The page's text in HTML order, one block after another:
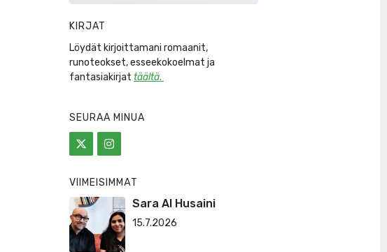
KIRJAT
Löydät kirjoittamani romaanit,
runoteokset, esseekokoelmat ja
fantasiakirjat täältä.
SEURAA MINUA
VIIMEISIMMÄT
Sara Al Husaini
15.7.2026